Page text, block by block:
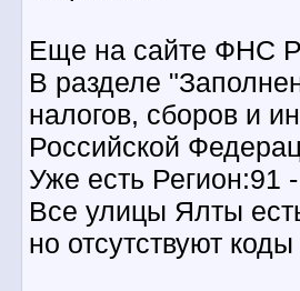
Еще на сайте ФНС
В разделе
налогов, сборов и
Российской
Уже есть
Все улицы Ялты
но отсутствуют